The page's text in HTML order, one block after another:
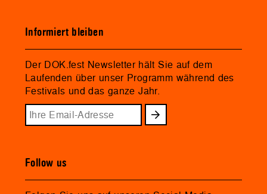
Informiert bleiben
Der DOK.fest Newsletter hält Sie auf dem
Laufenden über unser Programm während des
Festivals und das ganze Jahr.
Follow us